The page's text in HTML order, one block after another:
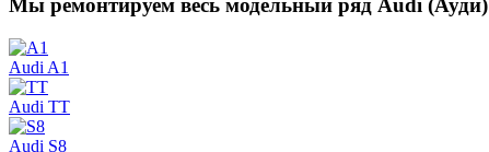
Мы ремонтируем весь модельный ряд Audi (Ауди)
Audi A1
Audi TT
Audi S8